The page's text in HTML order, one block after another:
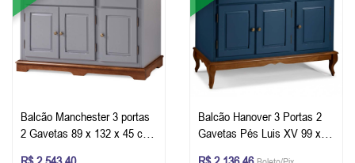
Balcão Manchester 3 portas
2 Gavetas 89 x 132 x 45 cm
Balcão Hanover 3 Portas 2
Gavetas Pés Luis XV 99 x